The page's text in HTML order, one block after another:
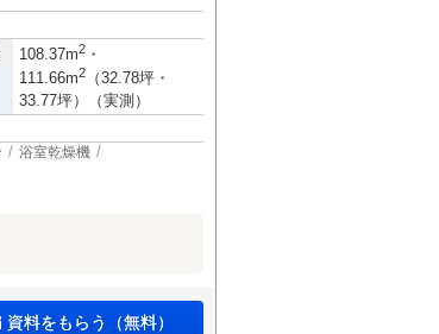
108.37m2 ・
111.66m2
（32.78坪・
33.77坪）（実測）
浴室乾燥機
資料をもらう（無料）